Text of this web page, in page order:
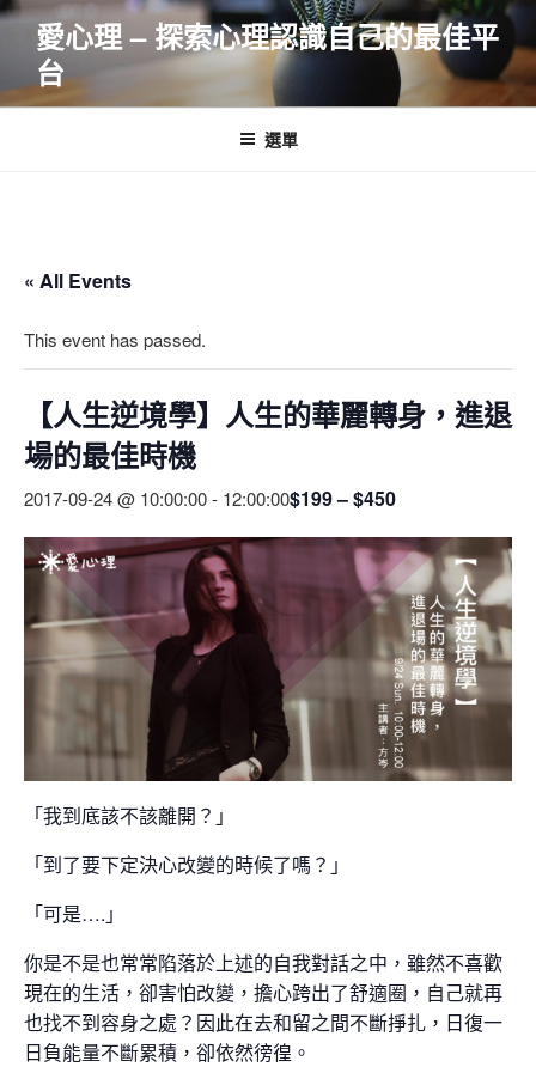
跳
要
愛心理 – 探索心理認識自己的最佳平
台
選單
« All Events
This event has passed.
【人生逆境學】人生的華麗轉身，進退
場的最佳時機
2017-09-24 @ 10:00:00- 12:00:00$199 – $450
「我到底該不該離開？」
「到了要下定決心改變的時候了嗎？」
「可是…. 」
你是不是也常常陷落於上述的自我對話之中，雖然不喜歡
現在的生活，卻害怕改變，擔心跨出了舒適圈 ，自己就再
也找不到容身之處？因此在去和留之間不斷掙扎，日復一
日負能量不斷累積，卻依然徬徨。